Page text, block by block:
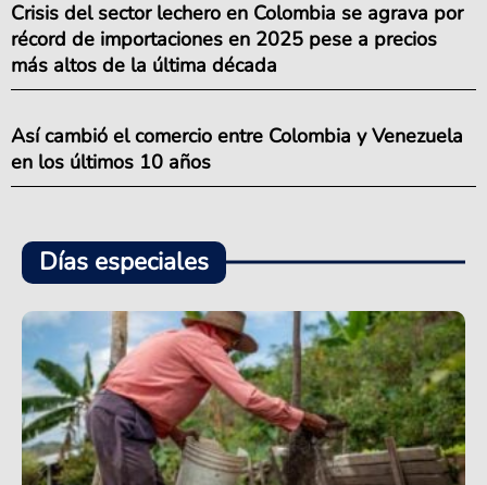
Crisis del sector lechero en Colombia se agrava por
récord de importaciones en 2025 pese a precios
más altos de la última década
Así cambió el comercio entre Colombia y Venezuela
en los últimos 10 años
Días especiales